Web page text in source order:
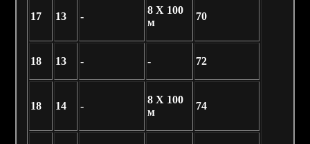
17 13 -
8 X 100
м
70
18 13 - - 72
18 14 -
8 X 100
м
74